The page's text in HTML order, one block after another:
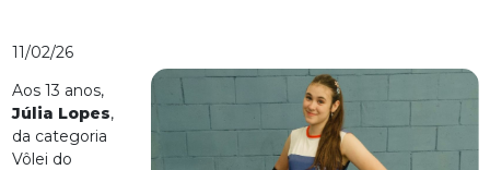
11/02/26
Aos 13 anos,
Júlia Lopes,
da categoria
Vôlei do